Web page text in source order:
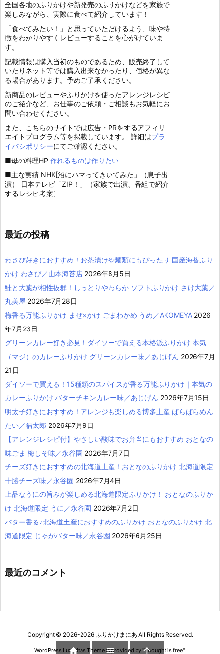
全国各地のふりかけや新発売のふりかけなどを家族で
楽しみながら、実際に食べて紹介しています！
「食べてみたい！」と思っていただけるよう、味や特
徴をわかりやすくレビューすることを心がけていま
す。
記載情報は購入当初のものであるため、販売終了して
いたりネット等では購入出来なかったり、価格が異な
る場合があります。予めご了承ください。
新商品のレビューやふりかけを使ったアレンジレシピ
のご紹介など、お仕事のご依頼・ご相談もお気軽にお
問い合わせください。
また、こちらのサイトでは広告・PRをするアフィリ
エイトプログラム等を掲載しています。 詳細はプラ
イバシポリシーにてご確認ください。
■母の料理HP 作れるものは作りたい
■主な実績 NHK[沼にハマってきいてみた」（息子出
演） 日本テレビ「ZIP！」（家族で出演、番組で紹介
するレシピ考案）
最近の投稿
わさび好きにおすすめ！お茶漬けや麺類にもぴったり 国産海苔ふり
かけ わさび／山本海苔店 2026年8月5日
鮭と大葉が相性抜群！しっとりやわらか ソフトふりかけ さけ大葉／
丸美屋 2026年7月28日
梅香る万能ふりかけ まぜ×かけ ごまわかめ うめ／AKOMEYA 2026
年7月23日
グリーンカレー好き必見！ダイソーで買える本格派ふりかけ 本気
（マジ）のカレーふりかけ グリーンカレー味／あじげん 2026年7月
21日
ダイソーで買える！15種類のスパイスが香る万能ふりかけ｜本気の
カレーふりかけ バターチキンカレー味／あじげん 2026年7月15日
明太子好きにおすすめ！アレンジも楽しめる博多土産 ぱらぱらめん
たい／福太郎 2026年7月9日
【アレンジレシピ付】やさしい酸味でお弁当にもおすすめ おとなの
味ごま 梅しそ味／永谷園 2026年7月7日
チーズ好きにおすすめの北海道土産！おとなのふりかけ 北海道限定
十勝チーズ味／永谷園 2026年7月4日
上品なうにの旨みが楽しめる北海道限定ふりかけ！ おとなのふりか
け 北海道限定 うに／永谷園 2026年7月2日
バター香る♪北海道土産におすすめのふりかけ おとなのふりかけ 北
海道限定 じゃがバター味／永谷園 2026年6月25日
最近のコメント
Copyright © 2026-2026 ふりかけまにあ All Rights Reserved.
WordPress Luxeritas Theme is provided by "Thought is free".
  